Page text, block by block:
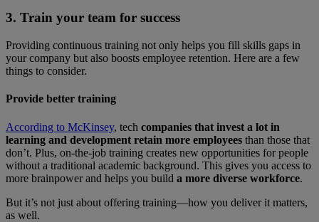
3. Train your team for success
Providing continuous training not only helps you fill skills gaps in
your company but also boosts employee retention. Here are a few
things to consider.
Provide better training
According to McKinsey, tech companies that invest a lot in
learning and development retain more employees than those that
don’t. Plus, on-the-job training creates new opportunities for people
without a traditional academic background. This gives you access to
more brainpower and helps you build a more diverse workforce.
But it’s not just about offering training—how you deliver it matters,
as well.